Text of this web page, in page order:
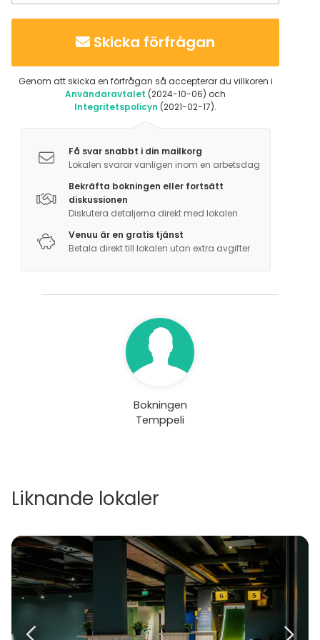
Skicka förfrågan
Genom att skicka en förfrågan så accepterar du villkoren i
Användaravtalet (2024-10-06) och
Integritetspolicyn (2021-02-17).
Få svar snabbt i din mailkorg
Lokalen svarar vanligen inom en arbetsdag
Bekräfta bokningen eller fortsätt
diskussionen
Diskutera detaljerna direkt med lokalen
Venuu är en gratis tjänst
Betala direkt till lokalen utan extra avgifter
Bokningen
Temppeli
Liknande lokaler